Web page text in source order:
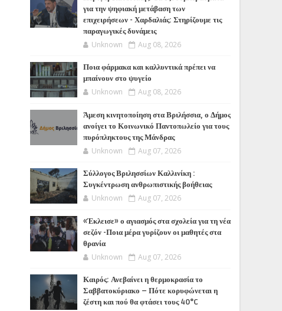
για την ψηφιακή μετάβαση των
επιχειρήσεων - Χαρδαλιάς: Στηρίζουμε τις
παραγωγικές δυνάμεις
Unknown Aug 08, 2026
Ποια φάρμακα και καλλυντικά πρέπει να
μπαίνουν στο ψυγείο
Unknown Aug 08, 2026
Άμεση κινητοποίηση στα Βριλήσσια, ο Δήμος
ανοίγει το Κοινωνικό Παντοπωλείο για τους
πυρόπληκτους της Μάνδρας
Unknown Aug 07, 2026
Σύλλογος Βριλησσίων Καλλινίκη :
Συγκέντρωση ανθρωπιστικής βοήθειας
Unknown Aug 07, 2026
«Έκλεισε» ο αγιασμός στα σχολεία για τη νέα
σεζόν -Ποια μέρα γυρίζουν οι μαθητές στα
θρανία
Unknown Aug 07, 2026
Καιρός: Ανεβαίνει η θερμοκρασία το
Σαββατοκύριακο – Πότε κορυφώνεται η
ζέστη και πού θα φτάσει τους 40°C